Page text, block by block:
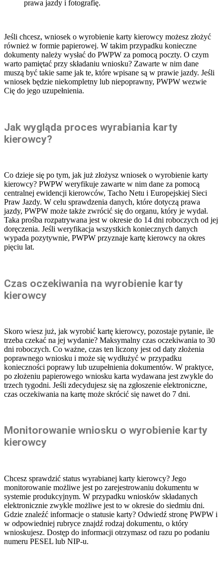
prawa jazdy i fotografię.
Jeśli chcesz, wniosek o wyrobienie karty kierowcy możesz złożyć
również w formie papierowej. W takim przypadku konieczne
dokumenty należy wysłać do PWPW za pomocą poczty. O czym
warto pamiętać przy składaniu wniosku? Zawarte w nim dane
muszą być takie same jak te, które wpisane są w prawie jazdy. Jeśli
wniosek będzie niekompletny lub niepoprawny, PWPW wezwie
Cię do jego uzupełnienia.
Jak wygląda proces wyrabiania karty
kierowcy?
Co dzieje się po tym, jak już złożysz wniosek o wyrobienie karty
kierowcy? PWPW weryfikuje zawarte w nim dane za pomocą
centralnej ewidencji kierowców, Tacho Netu i Europejskiej Sieci
Praw Jazdy. W celu sprawdzenia danych, które dotyczą prawa
jazdy, PWPW może także zwrócić się do organu, który je wydał.
Taka prośba rozpatrywana jest w okresie do 14 dni roboczych od jej
doręczenia. Jeśli weryfikacja wszystkich koniecznych danych
wypada pozytywnie, PWPW przyznaje kartę kierowcy na okres
pięciu lat.
Czas oczekiwania na wyrobienie karty
kierowcy
Skoro wiesz już, jak wyrobić kartę kierowcy, pozostaje pytanie, ile
trzeba czekać na jej wydanie? Maksymalny czas oczekiwania to 30
dni roboczych. Co ważne, czas ten liczony jest od daty złożenia
poprawnego wniosku i może się wydłużyć w przypadku
konieczności poprawy lub uzupełnienia dokumentów. W praktyce,
po złożeniu papierowego wniosku karta wydawana jest zwykle do
trzech tygodni. Jeśli zdecydujesz się na zgłoszenie elektroniczne,
czas oczekiwania na kartę może skrócić się nawet do 7 dni.
Monitorowanie wniosku o wyrobienie karty
kierowcy
Chcesz sprawdzić status wyrabianej karty kierowcy? Jego
monitorowanie możliwe jest po zarejestrowaniu dokumentu w
systemie produkcyjnym. W przypadku wniosków składanych
elektronicznie zwykle możliwe jest to w okresie do siedmiu dni.
Gdzie znaleźć informacje o statusie karty? Odwiedź stronę PWPW i
w odpowiedniej rubryce znajdź rodzaj dokumentu, o który
wnioskujesz. Dostęp do informacji otrzymasz od razu po podaniu
numeru PESEL lub NIP-u.